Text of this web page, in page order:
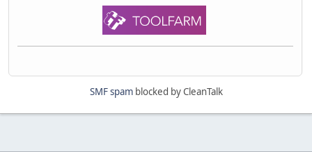
SMF spamblocked by CleanTalk